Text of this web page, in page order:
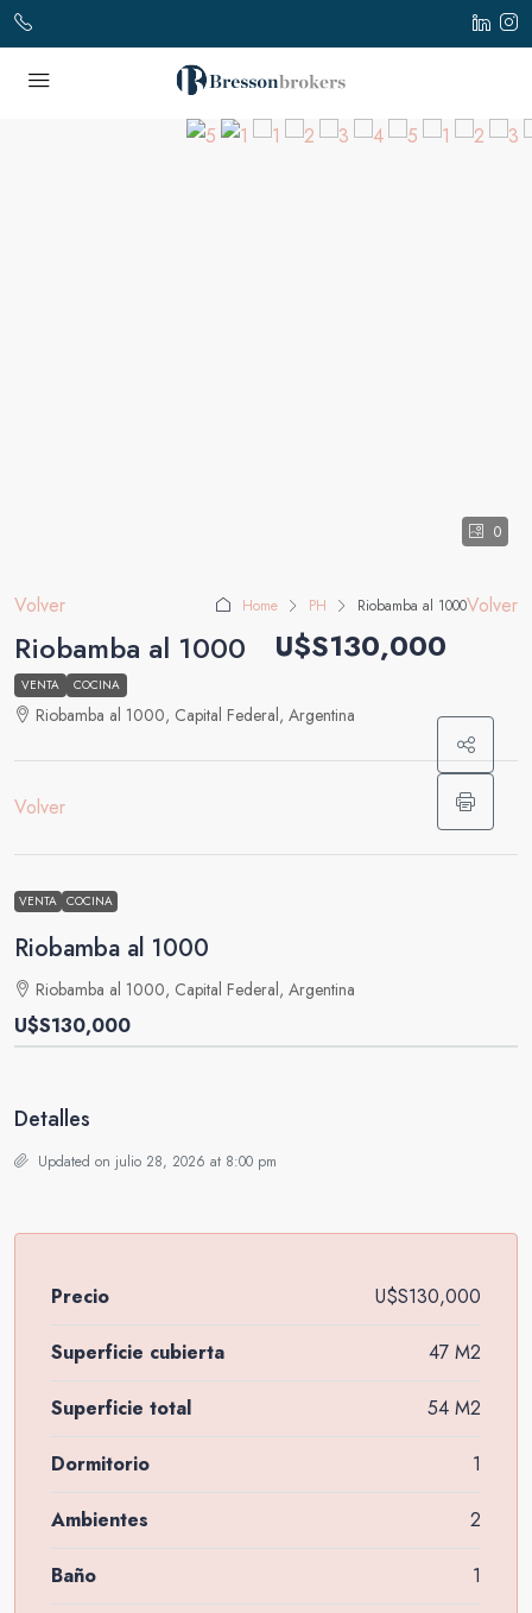
0
Volver Home PH Riobamba al 1000Volver
Riobamba al 1000 U$S130,000
VENTA COCINA
Riobamba al 1000, Capital Federal, Argentina
Volver
VENTA COCINA
Riobamba al 1000
Riobamba al 1000, Capital Federal, Argentina
U$S130,000
Detalles
Updated on julio 28, 2026 at 8:00 pm
Precio U$S130,000
Superficie cubierta 47 M2
Superficie total 54 M2
Dormitorio 1
Ambientes 2
Baño 1